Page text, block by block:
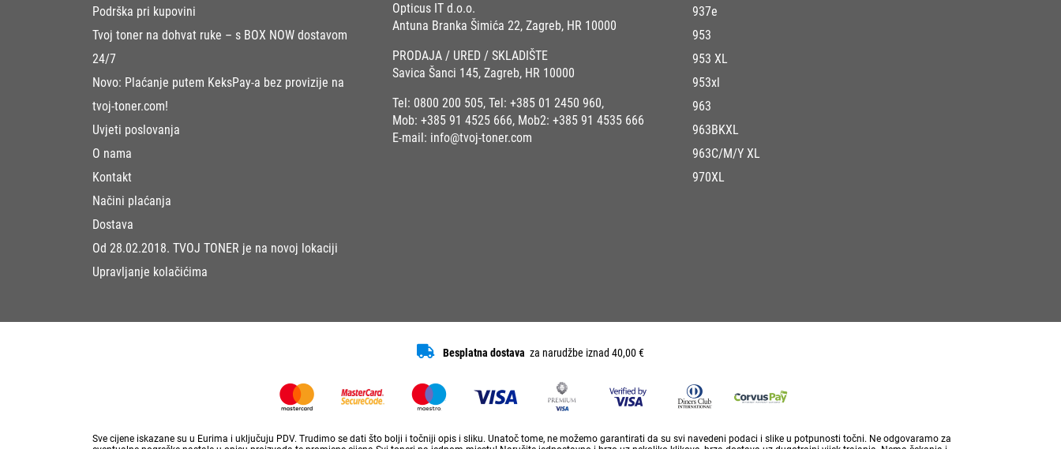
Podrška pri kupovini
Tvoj toner na dohvat ruke – s BOX NOW dostavom
24/7
Novo: Plaćanje putem KeksPay-a bez provizije na
tvoj-toner.com!
Uvjeti poslovanja
O nama
Kontakt
Načini plaćanja
Dostava
Od 28.02.2018. TVOJ TONER je na novoj lokaciji
Upravljanje kolačićima
Opticus IT d.o.o.
Antuna Branka Šimića 22, Zagreb, HR 10000
PRODAJA / URED / SKLADIŠTE
Savica Šanci 145, Zagreb, HR 10000
Tel: 0800 200 505, Tel: +385 01 2450 960,
Mob: +385 91 4525 666, Mob2: +385 91 4535 666
E-mail: info@tvoj-toner.com
937e
953
953 XL
953xl
963
963BKXL
963C/M/Y XL
970XL
Besplatna dostava za narudžbe iznad 40,00 €
Sve cijene iskazane su u Eurima i uključuju PDV. Trudimo se dati što bolji i točniji opis i sliku. Unatoč tome, ne možemo garantirati da su svi navedeni podaci i slike u potpunosti točni. Ne odgovaramo za